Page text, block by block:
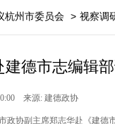
杭州市委员会 > 视察调
建德市志编辑
来源: 建德政协
政协副主席郑志华赴《建